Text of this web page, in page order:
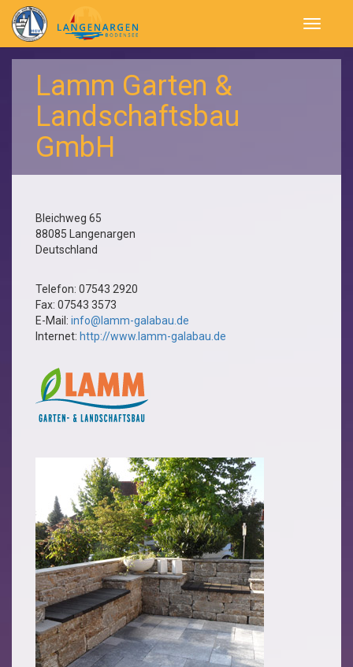
Lamm Garten &
Landschaftsbau
GmbH
Bleichweg 65
88085
Langenargen
Deutschland
Telefon: 07543 2920
Fax: 07543 3573
E-Mail: info@lamm-galabau.de
Internet: http://www.lamm-galabau.de